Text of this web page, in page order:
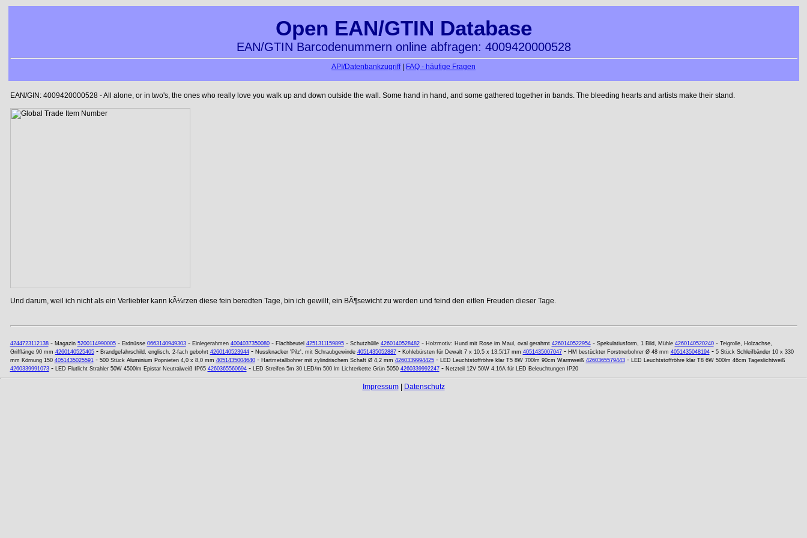
Open EAN/GTIN Database
EAN/GTIN Barcodenummern online abfragen: 4009420000528
API/Datenbankzugriff| FAQ - häufige Fragen
EAN/GIN: 4009420000528 - All alone, or in two's, the ones who really love you walk up and down outside the wall. Some hand in hand, and some gathered together in bands. The bleeding hearts and artists make their stand.
Und darum, weil ich nicht als ein Verliebter kann kÃ¼rzen diese fein beredten Tage, bin ich gewillt, ein BÃ¶sewicht zu werden und feind den eitlen Freuden dieser Tage.
4244723112138- Magazin 5200114990005- Erdnüsse 0663140949303- Einlegerahmen 4004037350080- Flachbeutel 4251311159895- Schutzhülle 4260140528482- Holzmotiv: Hund mit Rose im Maul, oval gerahmt 4260140522954- Spekulatiusform, 1 Bild, Mühle 4260140520240- Teigrolle, Holzachse,
Grifflänge 90 mm 4260140525405- Brandgefahrschild, englisch, 2-fach gebohrt 4260140523944- Nussknacker 'Pilz', mit Schraubgewinde 4051435052887- Kohlebürsten für Dewalt 7 x 10,5 x 13,5/17 mm 4051435007047- HM bestückter Forstnerbohrer Ø 48 mm 4051435048194- 5 Stück Schleifbänder 10 x 330
mm Körnung 150 4051435025591- 500 Stück Aluminium Popnieten 4,0 x 8,0 mm 4051435004640- Hartmetallbohrer mit zylindrischem Schaft Ø 4,2 mm 4260339994425- LED Leuchtstoffröhre klar T5 8W 700lm 90cm Warmweiß 4260365579443- LED Leuchtstoffröhre klar T8 6W 500lm 46cm Tageslichtweiß
4260339991073- LED Flutlicht Strahler 50W 4500lm Epistar Neutralweiß IP65 4260365560694- LED Streifen 5m 30 LED/m 500 lm Lichterkette Grün 5050 4260339992247- Netzteil 12V 50W 4.16A für LED Beleuchtungen IP20
Impressum| Datenschutz